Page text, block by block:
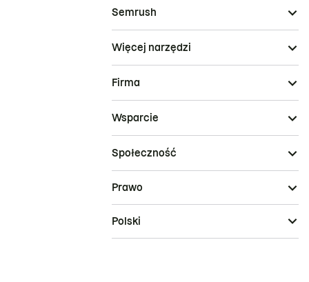
Semrush
Więcej narzędzi
Firma
Wsparcie
Społeczność
Prawo
Polski